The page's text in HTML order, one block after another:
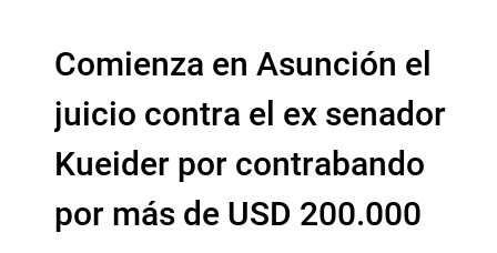
Comienza en Asunción el
juicio contra el ex senador
Kueider por contrabando
por más de USD 200.000